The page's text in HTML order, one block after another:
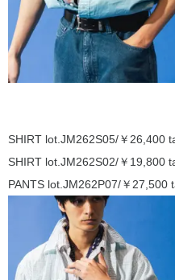
SHIRT lot.JM262S05/￥26,400
SHIRT lot.JM262S02/￥19,800
PANTS lot.JM262P07/￥27,500